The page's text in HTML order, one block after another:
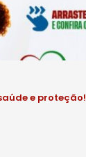
e proteção!